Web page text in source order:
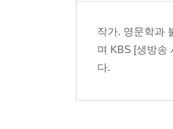
작가. 영문학과
며 KBS [생방송
다.